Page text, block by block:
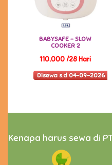
BABYSAFE - SLOW
COOKER 2
110,000 /28 Hari
Disewa s.d 04-09-2026
Kenapa harus sewa di PT